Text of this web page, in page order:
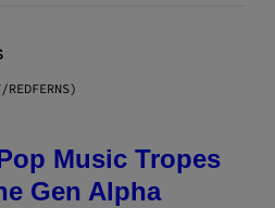
REDFERNS)
Music Tropes
Gen Alpha